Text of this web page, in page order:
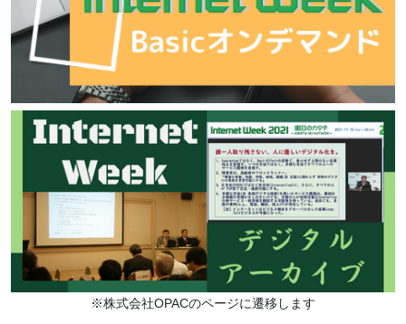
※株式会社OPACのページに遷移します